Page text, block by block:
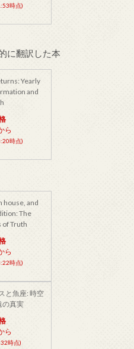
時点)
に翻訳した本
Yearly
and
ら
時点)
house, and
The
of Truth
ら
時点)
と魚座: 時空
の真実
ら
時点)